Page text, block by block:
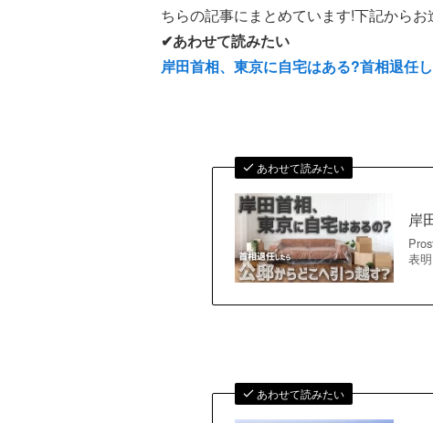
ちらの記事にまとめています!下記からお
✔あわせて読みたい
岸田首相、東京に自宅はある?首相退任
あわせて読みたい
岸
表
あわせて読みたい